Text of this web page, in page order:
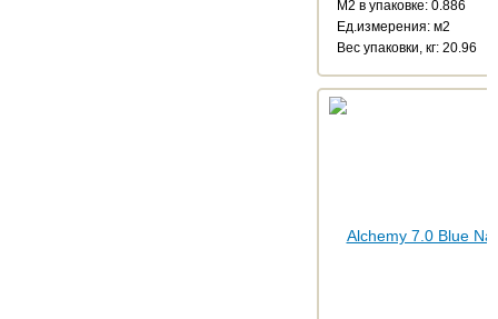
М2 в упаковке: 0.886
Ед.измерения: м2
Веc упаковки, кг: 20.96